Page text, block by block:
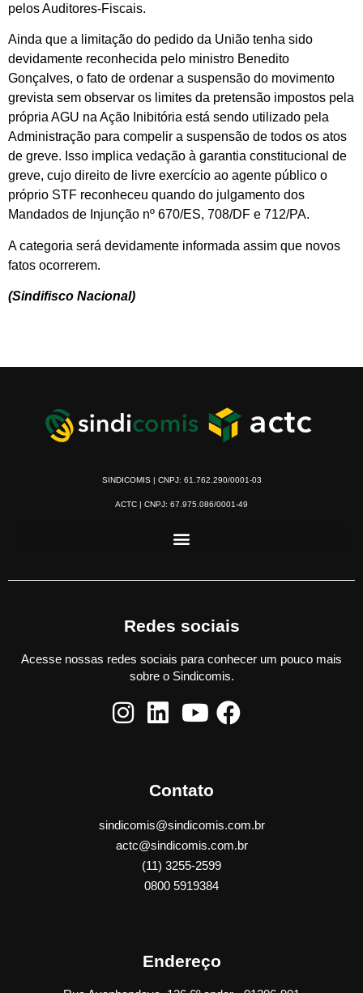
pelos Auditores-Fiscais.
Ainda que a limitação do pedido da União tenha sido
devidamente reconhecida pelo ministro Benedito
Gonçalves, o fato de ordenar a suspensão do movimento
grevista sem observar os limites da pretensão impostos pela
própria AGU na Ação Inibitória está sendo utilizado pela
Administração para compelir a suspensão de todos os atos
de greve. Isso implica vedação à garantia constitucional de
greve, cujo direito de livre exercício ao agente público o
próprio STF reconheceu quando do julgamento dos
Mandados de Injunção nº 670/ES, 708/DF e 712/PA.
A categoria será devidamente informada assim que novos
fatos ocorrerem.
(Sindifisco Nacional)
SINDICOMIS | CNPJ: 61.762.290/0001-03
ACTC | CNPJ: 67.975.086/0001-49
Redes sociais
Acesse nossas redes sociais para conhecer um pouco mais
sobre o Sindicomis.
Contato
sindicomis@sindicomis.com.br
actc@sindicomis.com.br
(11) 3255-2599
0800 5919384
Endereço